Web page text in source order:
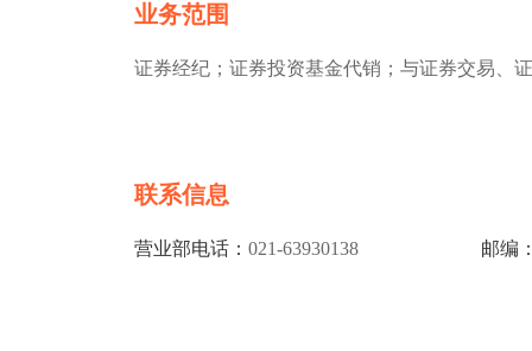
业务范围
证券经纪；证券投资基金代销；与证券交易、
联系信息
营业部电话： 021-63930138 邮编